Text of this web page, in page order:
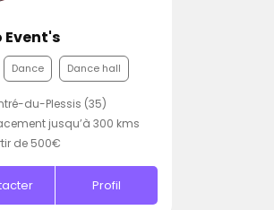
Event's
Dance Dance hall
du-Plessis (35)
jusqu’à 300 kms
de 500€
Profil